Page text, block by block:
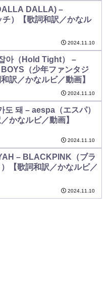
DALLA) –
チ）【歌詞和訳／かなル
2024.11.10
아（Hold Tight） –
（少年ファンタジ
訳／かなルビ／動画】
2024.11.10
도 돼 – aespa（エスパ）
／かなルビ／動画】
2024.11.10
– BLACKPINK（ブラ
【歌詞和訳／かなルビ／
2024.11.10